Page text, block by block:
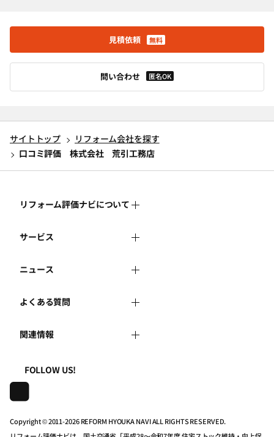
見積依頼 無料
問い合わせ 匿名OK
サイトトップ
リフォーム会社を探す
口コミ評価 株式会社 荒引工務店
リフォーム評価ナビについて
リフォーム評価ナビとは
運営体制
はじめての方へ
事務局へのお問い合せ
地域の相談窓口のみなさまへ
サービス
リフォーム会社を探す
リフォーム事例を見る
リフォームを相談する
リフォームを学ぶ
ニュース
新着情報
講習会・セミナー
連携機関・企業・団体トピックス
よくある質問
よくある質問
利用規約
プライバシーポリシー
関連情報
一般財団法人住まいづくりナビセンター
株式会社日本建築住宅センター
FOLLOW US!
Copyright © 2011-2026 REFORM HYOUKA NAVI ALL RIGHTS RESERVED.